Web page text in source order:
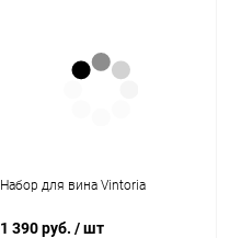
Набор для вина Vintoria
1 390 руб. / шт